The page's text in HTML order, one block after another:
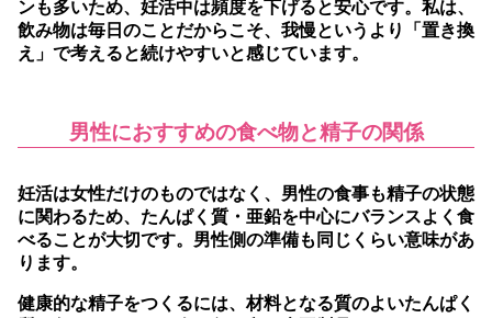
ンも多いため、妊活中は頻度を下げると安心です。私は、
飲み物は毎日のことだからこそ、我慢というより「置き換
え」で考えると続けやすいと感じています。
男性におすすめの食べ物と精子の関係
妊活は女性だけのものではなく、男性の食事も精子の状態
に関わるため、たんぱく質・亜鉛を中心にバランスよく食
べることが大切です。 男性側の準備も同じくらい意味があ
ります。
健康的な精子をつくるには、材料となる質のよいたんぱく